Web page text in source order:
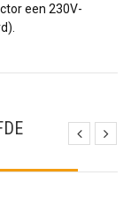
een 230V-